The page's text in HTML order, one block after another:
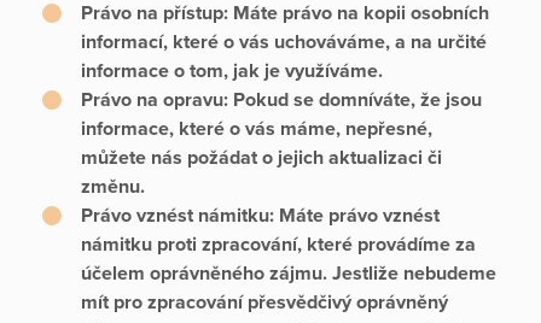
Právo na přístup: Máte právo na kopii osobních
informací, které o vás uchováváme, a na určité
informace o tom, jak je využíváme.
Právo na opravu: Pokud se domníváte, že jsou
informace, které o vás máme, nepřesné,
můžete nás požádat o jejich aktualizaci či
změnu.
Právo vznést námitku: Máte právo vznést
námitku proti zpracování, které provádíme za
účelem oprávněného zájmu. Jestliže nebudeme
mít pro zpracování přesvědčivý oprávněný